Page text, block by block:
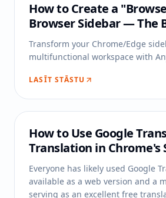
How to Create a
Browser Sidebar — The
Anything Copilot
Transform your Chrome/Edge
multifunctional workspace with
LASĪT STĀSTU
How to Use Google
Translation in Chrome's
Everyone has likely used Google
available as a web version and a
serving as an excellent free